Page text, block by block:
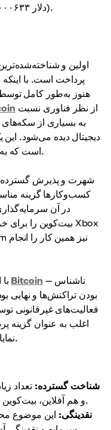
۰.۰۰۰۰۰۵ SOL (~۰.۰۰۰۶۳۳ دلار).
اولین و
به بسیاری از سکه‌های
دیجیتال دیده می‌شود. این
است که به دنبال سرمایه‌گذاری کم‌نگهداری هستند.
شهرت و پذیرش گسترده
کسب‌وکارها گزینه
Bitcoin — ناشناس
بودن تراکنش‌ها و نهایی
فعالیت‌های غیرقانونی
اغلب به عنوان گزینه
نمایانگر «جنبه تاریک» ارزهای دیجیتال است.
شناخت گسترده: تعداد
و هم آفلاین، بیت‌کوین را به عنوان روش پرداخت می‌پذیرند.
نقدینگی: این موضوع